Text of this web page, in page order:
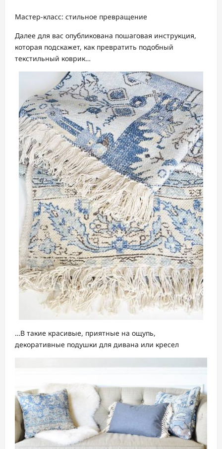
Мастер-класс: стильное превращение
Далее для вас опубликована пошаговая инструкция,
которая подскажет, как превратить подобный
текстильный коврик…
…В такие красивые, приятные на ощупь,
декоративные подушки для дивана или кресел